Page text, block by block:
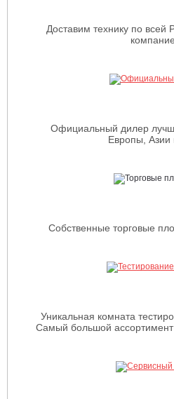
Доставим технику по всей
Официальный дилер
Европы,
Собственные торговые
Уникальная комната
Самый большой ассортимент